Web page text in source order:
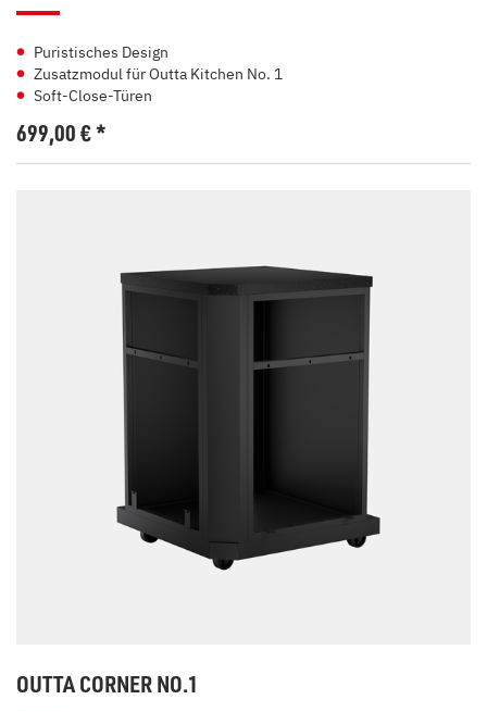
Puristisches Design
Zusatzmodul für Outta Kitchen No. 1
Soft-Close-Türen
699,00€*
OUTTA CORNER NO.1